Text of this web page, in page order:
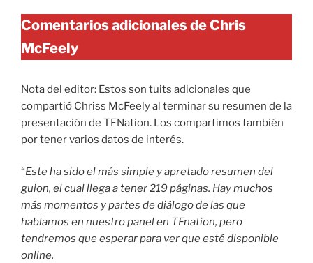
Comentarios adicionales de Chris
McFeely
Nota del editor: Estos son tuits adicionales que
compartió Chriss McFeely al terminar su resumen de la
presentación de TFNation. Los compartimos también
por tener varios datos de interés.
“Este ha sido el más simple y apretado resumen del
guion, el cual llega a tener 219 páginas. Hay muchos
más momentos y partes de diálogo de las que
hablamos en nuestro panel en TFnation, pero
tendremos que esperar para ver que esté disponible
online.